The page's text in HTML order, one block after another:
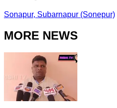
Sonapur, Subarnapur (Sonepur)
MORE NEWS